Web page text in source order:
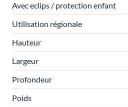
Avec eclips / protection enfant
Utilisation régionale
Hauteur
Largeur
Profondeur
Poids